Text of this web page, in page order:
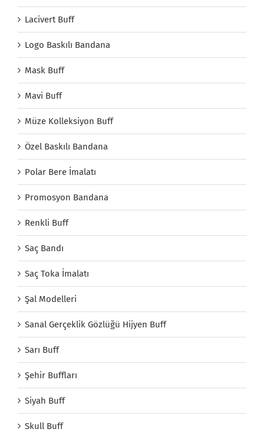
Lacivert Buff
Logo Baskılı Bandana
Mask Buff
Mavi Buff
Müze Kolleksiyon Buff
Özel Baskılı Bandana
Polar Bere İmalatı
Promosyon Bandana
Renkli Buff
Saç Bandı
Saç Toka İmalatı
Şal Modelleri
Sanal Gerçeklik Gözlüğü Hijyen Buff
Sarı Buff
Şehir Buffları
Siyah Buff
Skull Buff